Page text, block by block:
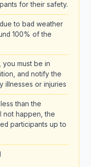
for their safety.
to bad weather
100% of the
you must be in
and notify the
illnesses or injuries
than the
not happen, the
participants up to